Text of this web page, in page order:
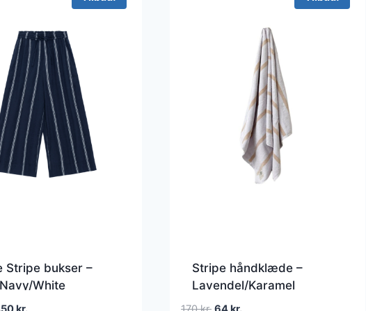
Stripe bukser –
White
Den
Stripe håndklæde –
Lavendel/Karamel
Den